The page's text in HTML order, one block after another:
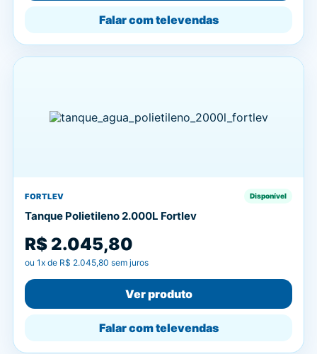
Falar com televendas
FORTLEV Disponível
Tanque Polietileno 2.000L Fortlev
R$ 2.045,80
ou 1x de R$ 2.045,80 sem juros
Ver produto
Falar com televendas